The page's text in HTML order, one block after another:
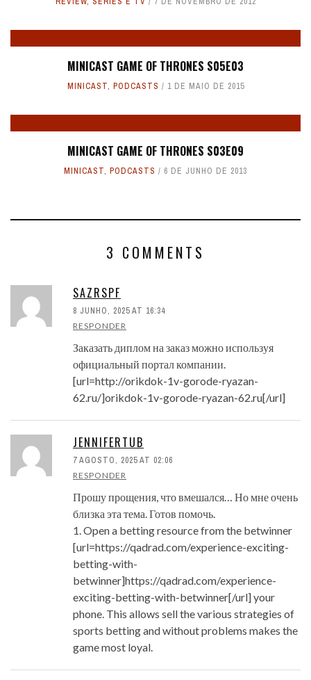
MINICAST GAME OF THRONES S05E03
MINICAST, PODCASTS 1 DE MAIO DE 2015
MINICAST GAME OF THRONES S03E09
MINICAST, PODCASTS 6 DE JUNHO DE 2013
3 COMMENTS
SAZRSPF
8 JUNHO, 2025 AT 16:34
RESPONDER
Заказать диплом на заказ можно используя
официальный портал компании.
[url=http://orikdok-1v-gorode-ryazan-
62.ru/]orikdok-1v-gorode-ryazan-62.ru[/url]
JENNIFERTUB
7 AGOSTO, 2025 AT 02:06
RESPONDER
Прошу прощения, что вмешался… Но мне очень
близка эта тема. Готов помочь.
1. Open a betting resource from the betwinner
[url=https://qadrad.com/experience-exciting-
betting-with-
betwinner]https://qadrad.com/experience-
exciting-betting-with-betwinner[/url] your
phone. This allows sell the various strategies of
sports betting and without problems makes the
game most loyal.